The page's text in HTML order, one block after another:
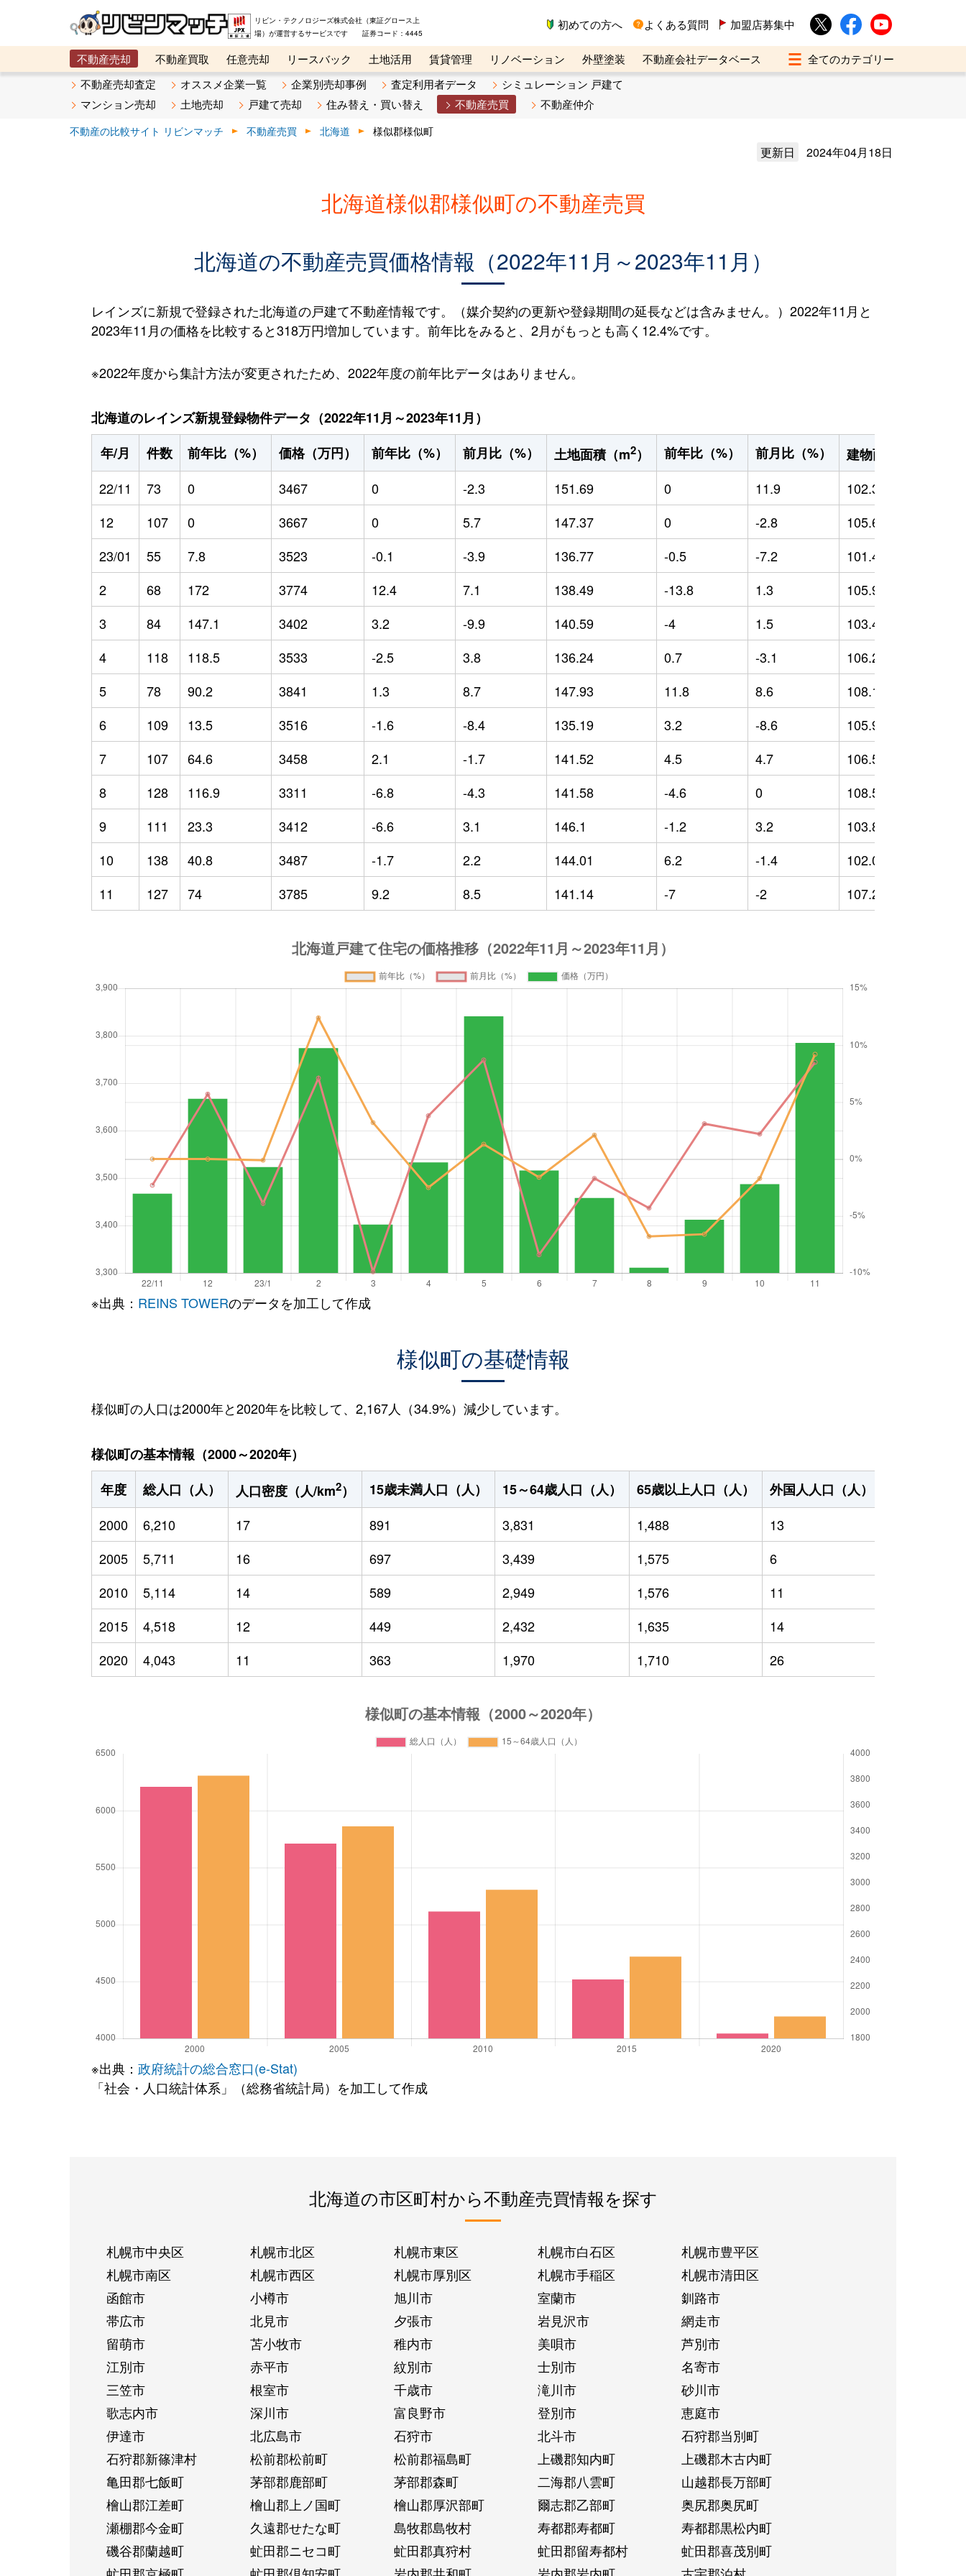
リビン・テクノロジーズ株式会社（東証グロース上
場）が運営するサービスです 証券コード：4445
初めての方へ よくある質問 加盟店募集中
不動産売却 不動産買取 任意売却 リースバック 土地活用 賃貸管理 リノベーション 外壁塗装
不動産会社データベース
メタ住宅展示場
ベスト不動産カンパニー オンライン講座 リビンマガジンBiz 不動産売却ご相談デスク
不動産売却査定 オススメ企業一覧 企業別売却事例 査定利用者データ
シミュレーション 戸建て
マンション売却
土地売却 戸建て売却 住み替え・買い替え 不動産売買 不動産仲介
不動産の比較サイト リビンマッチ 不動産売買 北海道 様似郡様似町
更新日 2024年04月18日
北海道様似郡様似町の不動産売買
北海道の不動産売買価格情報（2022年11月～2023年11月）
レインズに新規で登録された北海道の戸建て不動産情報です。（媒介契約の更新や登録期間の延長などは含みません。）2022年11月と
2023年11月の価格を比較すると318万円増加しています。前年比をみると、2月がもっとも高く12.4%です。
※2022年度から集計方法が変更されたため、2022年度の前年比データはありません。
北海道のレインズ新規登録物件データ（2022年11月～2023年11月）
年/月
件数 前年比（%） 価格（万円） 前年比（%） 前月比（%） 土地面積（m2） 前年比（%） 前月比（%） 建物面積（m
22/11
73 0 3467 0 -2.3 151.69 0 11.9 102.39
12
107 0 3667 0 5.7 147.37 0 -2.8 105.65
23/01
55 7.8 3523 -0.1 -3.9 136.77 -0.5 -7.2 101.41
2
68 172 3774 12.4 7.1 138.49 -13.8 1.3 105.9
3
84 147.1 3402 3.2 -9.9 140.59 -4 1.5 103.42
4
118 118.5 3533 -2.5 3.8 136.24 0.7 -3.1 106.25
5
78 90.2 3841 1.3 8.7 147.93 11.8 8.6 108.12
6
109 13.5 3516 -1.6 -8.4 135.19 3.2 -8.6 105.96
7
107 64.6 3458 2.1 -1.7 141.52 4.5 4.7 106.58
8
128 116.9 3311 -6.8 -4.3 141.58 -4.6 0 108.52
9
111 23.3 3412 -6.6 3.1 146.1 -1.2 3.2 103.83
10
138 40.8 3487 -1.7 2.2 144.01 6.2 -1.4 102.03
11
127 74 3785 9.2 8.5 141.14 -7 -2 107.23
※出典： REINS TOWERのデータを加工して作成
様似町の基礎情報
様似町の人口は2000年と2020年を比較して、2,167人（34.9%）減少しています。
様似町の基本情報（2000～2020年）
年度
総人口（人） 人口密度（人/km2） 15歳未満人口（人） 15～64歳人口（人） 65歳以上人口（人） 外国人人口（人）
2000
6,210 17 891 3,831 1,488 13
2005
5,711 16 697 3,439 1,575 6
2010
5,114 14 589 2,949 1,576 11
2015
4,518 12 449 2,432 1,635 14
2020
4,043 11 363 1,970 1,710 26
※出典： 政府統計の総合窓口(e-Stat)
「社会・人口統計体系」（総務省統計局）を加工して作成
北海道の市区町村から不動産売買情報を探す
札幌市中央区 札幌市北区 札幌市東区 札幌市白石区
札幌市豊平区
札幌市南区
札幌市西区 札幌市厚別区 札幌市手稲区
札幌市清田区
函館市
小樽市 旭川市 室蘭市
釧路市
帯広市
北見市 夕張市 岩見沢市
網走市
留萌市
苫小牧市 稚内市 美唄市
芦別市
江別市
赤平市 紋別市 士別市
名寄市
三笠市
根室市 千歳市 滝川市
砂川市
歌志内市
深川市 富良野市 登別市
恵庭市
伊達市
北広島市 石狩市 北斗市
石狩郡当別町
石狩郡新篠津村
松前郡松前町 松前郡福島町 上磯郡知内町
上磯郡木古内町
亀田郡七飯町
茅部郡鹿部町 茅部郡森町 二海郡八雲町
山越郡長万部町
檜山郡江差町
檜山郡上ノ国町 檜山郡厚沢部町 爾志郡乙部町
奥尻郡奥尻町
瀬棚郡今金町
久遠郡せたな町 島牧郡島牧村 寿都郡寿都町
寿都郡黒松内町
磯谷郡蘭越町
虻田郡ニセコ町 虻田郡真狩村 虻田郡留寿都村
虻田郡喜茂別町